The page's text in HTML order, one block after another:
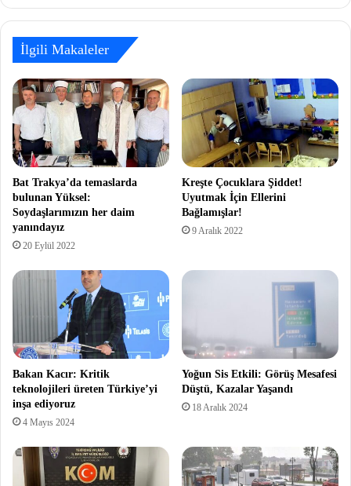
İlgili Makaleler
Bat Trakya’da temaslarda
bulunan Yüksel:
Soydaşlarımızın her daim
yanındayız
20 Eylül 2022
Kreşte Çocuklara Şiddet!
Uyutmak İçin Ellerini
Bağlamışlar!
9 Aralık 2022
Bakan Kacır: Kritik
teknolojileri üreten Türkiye’yi
inşa ediyoruz
4 Mayıs 2024
Yoğun Sis Etkili: Görüş Mesafesi
Düştü, Kazalar Yaşandı
18 Aralık 2024